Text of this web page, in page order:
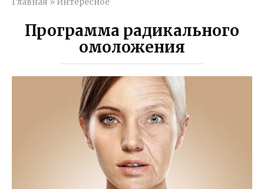
Главная » Интересное
Программа радикального
омоложения